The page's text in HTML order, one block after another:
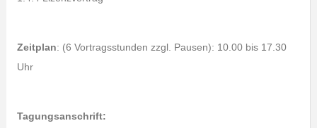
Zeitplan: (6 Vortragsstunden zzgl. Pausen): 10.00 bis 17.30
Uhr
Tagungsanschrift: